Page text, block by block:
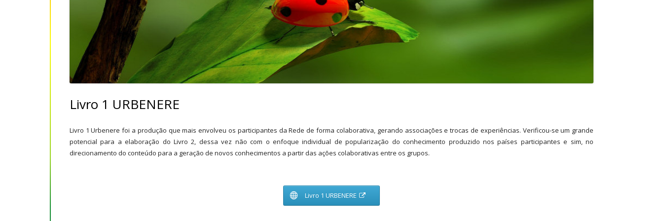
Euro-ELECS 2017
SBE16 Brazil & Portugal
Euro-ELECS 2015
Cidades em Transformação
IV Seminario de Eficiencia Energética
en la Edificación
Jornadas “Ciudades – Resiliencia,
Gobernanza y Modelo de Desarrollo
Jornadas científicas URBENERE
Primeiras Jornadas Profissionais
Livro 1 URBENERE
Congreso Iberoamericano de Ciencia
y Tecnología
Livro 1 URBENERE
Livro 1 Urbenere foi a produção que mais envolveu os participantes da Rede de forma colaborativa, gerando associações e trocas de experiências. Verificou-se um grande
potencial para a elaboração do Livro 2, dessa vez não com o enfoque individual de popularização do conhecimento produzido nos países participantes e sim, no
direcionamento do conteúdo para a geração de novos conhecimentos a partir das ações colaborativas entre os grupos.
Livro 1 URBENERE
r